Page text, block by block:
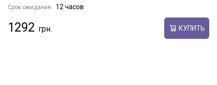
Срок ожидания: 12 часов
1292 КУПИТЬ